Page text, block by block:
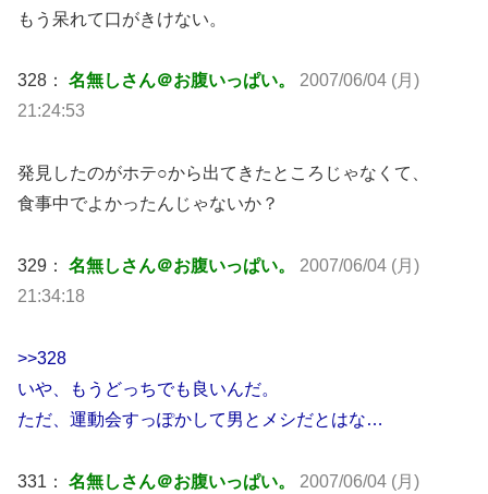
もう呆れて口がきけない。
328： 名無しさん＠お腹いっぱい。 2007/06/04 (月)
21:24:53
発見したのがホテ○から出てきたところじゃなくて、
食事中でよかったんじゃないか？
329： 名無しさん＠お腹いっぱい。 2007/06/04 (月)
21:34:18
>>328
いや、もうどっちでも良いんだ。
ただ、運動会すっぽかして男とメシだとはな…
331： 名無しさん＠お腹いっぱい。 2007/06/04 (月)